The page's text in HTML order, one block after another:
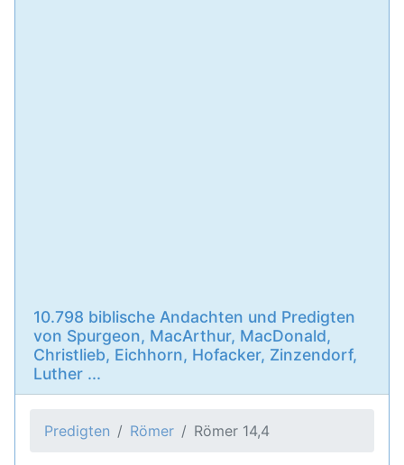
10.798 biblische Andachten und Predigten
von Spurgeon, MacArthur, MacDonald,
Christlieb, Eichhorn, Hofacker, Zinzendorf,
Luther ...
Predigten Römer Römer 14,4